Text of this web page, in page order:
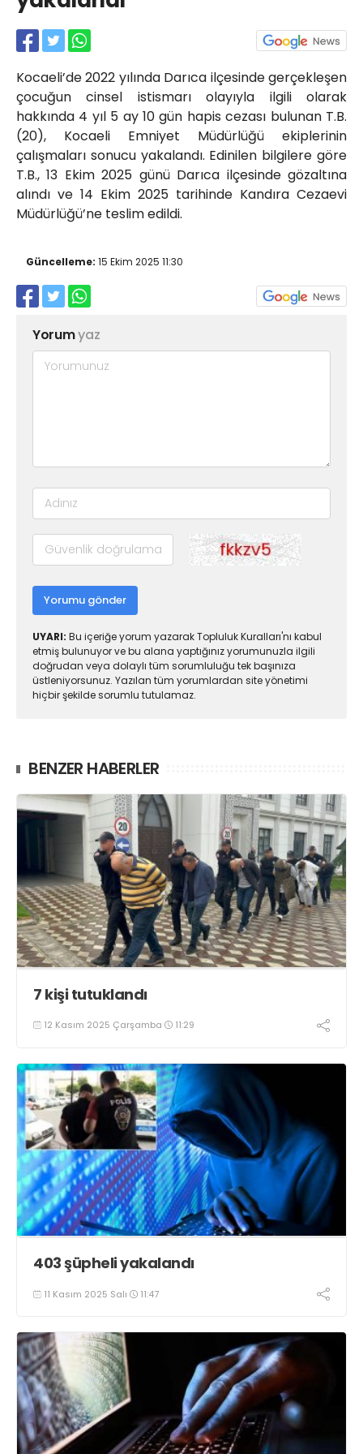
Kocaeli’de 2022 yılında Darıca ilçesinde gerçekleşen
çocuğun cinsel istismarı olayıyla ilgili olarak
hakkında 4 yıl 5 ay 10 gün hapis cezası bulunan T.B.
(20), Kocaeli Emniyet Müdürlüğü ekiplerinin
çalışmaları sonucu yakalandı. Edinilen bilgilere göre
T.B., 13 Ekim 2025 günü Darıca ilçesinde gözaltına
alındı ve 14 Ekim 2025 tarihinde Kandıra Cezaevi
Müdürlüğü’ne teslim edildi.
Güncelleme: 15 Ekim 2025 11:30
Yorumyaz
Yorumu gönder
UYARI: Bu içeriğe yorum yazarak Topluluk Kuralları'nı kabul
etmiş bulunuyor ve bu alana yaptığınız yorumunuzla ilgili
doğrudan veya dolaylı tüm sorumluluğu tek başınıza
üstleniyorsunuz. Yazılan tüm yorumlardan site yönetimi
hiçbir şekilde sorumlu tutulamaz.
BENZER HABERLER
7 kişi tutuklandı
12 Kasım 2025 Çarşamba 11:29
403 şüpheli yakalandı
11 Kasım 2025 Salı 11:47
Yahya Kaptan Mahallesi
Akkavaklar Caddesi No:17/4 İzmit-
kocaelisokak@gmail.com